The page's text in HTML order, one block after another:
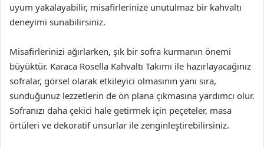
uyum yakalayabilir, misafirlerinize unutulmaz bir kahvaltı
deneyimi sunabilirsiniz.
Misafirlerinizi ağırlarken, şık bir sofra kurmanın önemi
büyüktür. Karaca Rosella Kahvaltı Takımı ile hazırlayacağınız
sofralar, görsel olarak etkileyici olmasının yanı sıra,
sunduğunuz lezzetlerin de ön plana çıkmasına yardımcı olur.
Sofranızı daha çekici hale getirmek için peçeteler, masa
örtüleri ve dekoratif unsurlar ile zenginleştirebilirsiniz.